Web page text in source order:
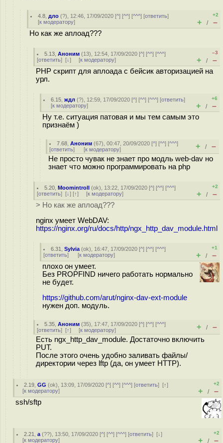
4.8 дло (?), 12:46, 17/09/2020 [^] [^^] [^^^] [ответить]
[к модератору]
+2
+ / –
Но как же аплоад???
5.13 ,Аноним (13), 12:54, 17/09/2020 [^] [^^] [^^^]
[ответить] [↓] [к модератору]
–3
+ / –
PHP скрипт для аплоада с бейсик авторизацией на
урл.
6.15 ,ждл (?), 12:59, 17/09/2020 [^] [^^] [^^^] [ответить]
[к модератору]
+6
+ / –
Ну т.е. ситуация патовая и мы тем самым это
признаём )
7.68 ,Аноним (67), 00:47, 20/09/2020 [^] [^^] [^^^]
[ответить] [к модератору] + / –
Не просто чувак не знает про модль web-dav но
знает что можно программировать на php
5.20 ,Moomintroll (ok), 13:22, 17/09/2020 [^] [^^] [^^^]
[ответить] [↓] [↑] [к модератору]
+2
+ / –
> Но как же аплоад???
nginx умеет WebDAV:
https://nginx.org/ru/docs/http/ngx_http_dav_module.html
6.31 ,Sylvia (ok), 16:47, 17/09/2020 [^] [^^] [^^^]
[ответить] [к модератору]
+1
+ / –
плохо он умеет.
Без PROPFIND ничего работать нормально
не будет.
https://github.com/arut/nginx-dav-ext-module
нужен доп. модуль.
5.35 ,Аноним (35), 17:47, 17/09/2020 [^] [^^] [^^^]
[ответить] [↑] [к модератору] + / –
Есть ngx_http_dav_module. Достаточно включить
PUT.
После этого очень удобно заливать файлы/
директории через lftp (да, он умеет HTTP).
2.19 ,GG (ok), 13:09, 17/09/2020 [^] [^^] [^^^] [ответить][↑]
[к модератору]
+2
+ / –
ssh/sftp
2.21 ,a (??), 13:50, 17/09/2020 [^] [^^] [^^^] [ответить][↓]
[к модератору]
+2
+ / –